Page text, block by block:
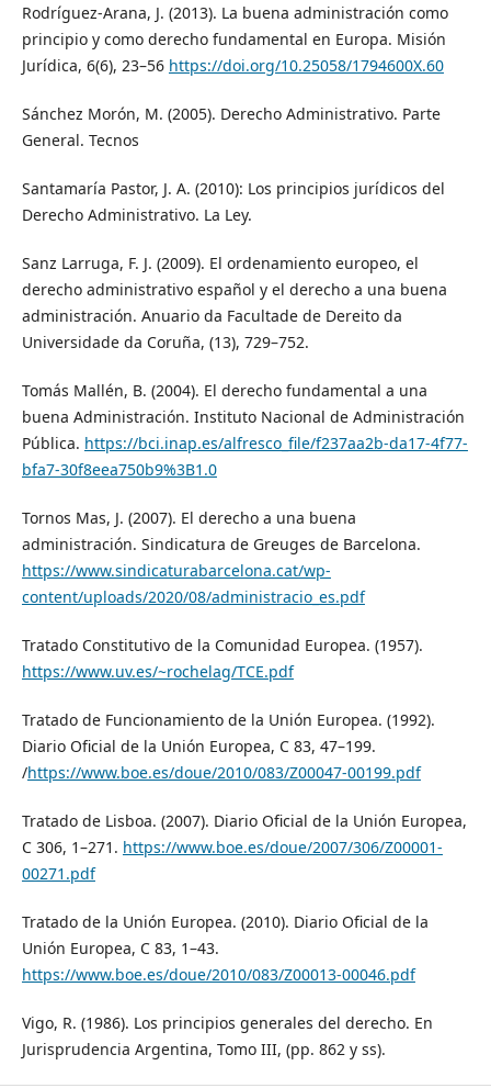
Rodríguez-Arana, J. (2013). La buena administración como
principio y como derecho fundamental en Europa. Misión
Jurídica, 6(6), 23–56 https://doi.org/10.25058/1794600X.60
Sánchez Morón, M. (2005). Derecho Administrativo. Parte
General. Tecnos
Santamaría Pastor, J. A. (2010): Los principios jurídicos del
Derecho Administrativo. La Ley.
Sanz Larruga, F. J. (2009). El ordenamiento europeo, el
derecho administrativo español y el derecho a una buena
administración. Anuario da Facultade de Dereito da
Universidade da Coruña, (13), 729–752.
Tomás Mallén, B. (2004). El derecho fundamental a una
buena Administración. Instituto Nacional de Administración
Pública. https://bci.inap.es/alfresco_file/f237aa2b-da17-4f77-
bfa7-30f8eea750b9%3B1.0
Tornos Mas, J. (2007). El derecho a una buena
administración. Sindicatura de Greuges de Barcelona.
https://www.sindicaturabarcelona.cat/wp-
content/uploads/2020/08/administracio_es.pdf
Tratado Constitutivo de la Comunidad Europea. (1957).
https://www.uv.es/~rochelag/TCE.pdf
Tratado de Funcionamiento de la Unión Europea. (1992).
Diario Oficial de la Unión Europea, C 83, 47–199.
/https://www.boe.es/doue/2010/083/Z00047-00199.pdf
Tratado de Lisboa. (2007). Diario Oficial de la Unión Europea,
C 306, 1–271. https://www.boe.es/doue/2007/306/Z00001-
00271.pdf
Tratado de la Unión Europea. (2010). Diario Oficial de la
Unión Europea, C 83, 1–43.
https://www.boe.es/doue/2010/083/Z00013-00046.pdf
Vigo, R. (1986). Los principios generales del derecho. En
Jurisprudencia Argentina, Tomo III, (pp. 862 y ss).